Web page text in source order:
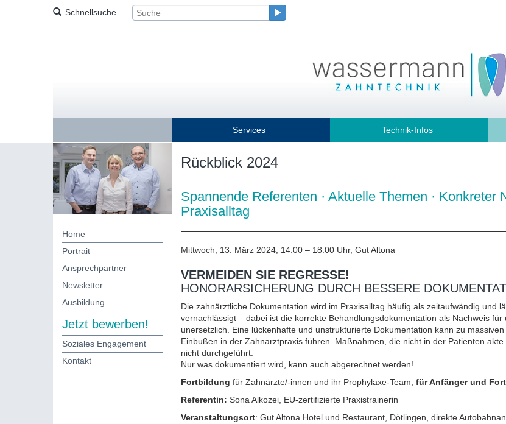
Schnellsuche
Services Technik-Infos
Home
Portrait
Ansprechpartner
Newsletter
Ausbildung
Jetzt bewerben!
Soziales Engagement
Kontakt
Rückblick 2024
Spannende Referenten · Aktuelle Themen · Konkreter
Praxisalltag
Mittwoch, 13. März 2024, 14:00 – 18:00 Uhr, Gut Altona
VERMEIDEN SIE REGRESSE!
HONORARSICHERUNG DURCH BESSERE
Die zahnärztliche Dokumentation wird im Praxisalltag häufig als zeitaufwändig und
vernachlässigt – dabei ist die korrekte Behandlungsdokumentation als Nachweis
unersetzlich. Eine lückenhafte und unstrukturierte Dokumentation kann zu
Einbußen in der Zahnarztpraxis führen. Maßnahmen, die nicht in der Patienten
nicht durchgeführt.
Nur was dokumentiert wird, kann auch abgerechnet werden!
Fortbildung für Zahnärzte/-innen und ihr Prophylaxe-Team, für Anfänger und
Referentin: Sona Alkozei, EU-zertifizierte Praxistrainerin
Veranstaltungsort: Gut Altona Hotel und Restaurant, Dötlingen, direkte